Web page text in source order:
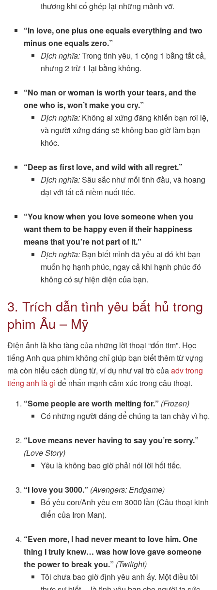
thương khi cố ghép lại những mảnh vỡ.
“In love, one plus one equals everything and two
minus one equals zero.”
Dịch nghĩa:Trong tình yêu, 1 cộng 1 bằng tất cả,
nhưng 2 trừ 1 lại bằng không.
“No man or woman is worth your tears, and the
one who is, won’t make you cry.”
Dịch nghĩa:Không ai xứng đáng khiến bạn rơi lệ,
và người xứng đáng sẽ không bao giờ làm bạn
khóc.
“Deep as first love, and wild with all regret.”
Dịch nghĩa:Sâu sắc như mối tình đầu, và hoang
dại với tất cả niềm nuối tiếc.
“You know when you love someone when you
want them to be happy even if their happiness
means that you’re not part of it.”
Dịch nghĩa:Bạn biết mình đã yêu ai đó khi bạn
muốn họ hạnh phúc, ngay cả khi hạnh phúc đó
không có sự hiện diện của bạn.
3. Trích dẫn tình yêu bất hủ trong
phim Âu – Mỹ
Điện ảnh là kho tàng của những lời thoại “đốn tim”. Học
tiếng Anh qua phim không chỉ giúp bạn biết thêm từ vựng
mà còn hiểu cách dùng từ, ví dụ như vai trò củaadv trong
tiếng anh là gì để nhấn mạnh cảm xúc trong câu thoại.
“Some people are worth melting for.” (Frozen)
Có những người đáng để chúng ta tan chảy vì họ.
“Love means never having to say you’re sorry.”
(Love Story)
Yêu là không bao giờ phải nói lời hối tiếc.
“I love you 3000.” (Avengers: Endgame)
Bố yêu con/Anh yêu em 3000 lần (Câu thoại kinh
điển của Iron Man).
“Even more, I had never meant to love him. One
thing I truly knew… was how love gave someone
the power to break you.” (Twilight)
Tôi chưa bao giờ định yêu anh ấy. Một điều tôi